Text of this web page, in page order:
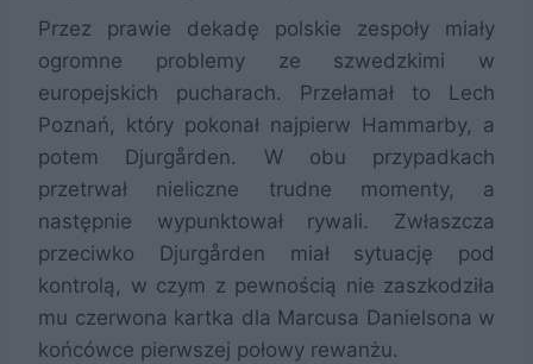
Przez prawie dekadę polskie zespoły miały
ogromne problemy ze szwedzkimi w
europejskich pucharach. Przełamał to Lech
Poznań, który pokonał najpierw Hammarby, a
potem Djurgården. W obu przypadkach
przetrwał nieliczne trudne momenty, a
następnie wypunktował rywali. Zwłaszcza
przeciwko Djurgården miał sytuację pod
kontrolą, w czym z pewnością nie zaszkodziła
mu czerwona kartka dla Marcusa Danielsona w
końcówce pierwszej połowy rewanżu.